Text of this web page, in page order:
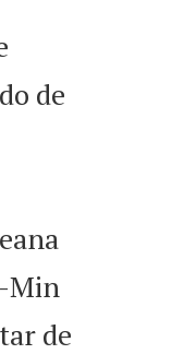
de
Min
de